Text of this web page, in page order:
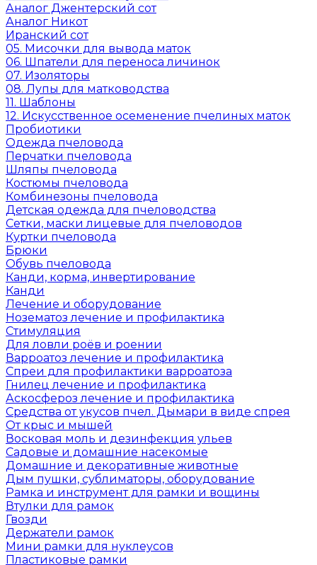
Аналог Джентерский сот
Аналог Никот
Иранский сот
05. Мисочки для вывода маток
06. Шпатели для переноса личинок
07. Изоляторы
08. Лупы для матководства
11. Шаблоны
12. Искусственное осеменение пчелиных маток
Пробиотики
Одежда пчеловода
Перчатки пчеловода
Шляпы пчеловода
Костюмы пчеловода
Комбинезоны пчеловода
Детская одежда для пчеловодства
Сетки, маски лицевые для пчеловодов
Куртки пчеловода
Брюки
Обувь пчеловода
Канди, корма, инвертирование
Канди
Лечение и оборудование
Нозематоз лечение и профилактика
Стимуляция
Для ловли роёв и роении
Варроатоз лечение и профилактика
Спреи для профилактики варроатоза
Гнилец лечение и профилактика
Аскосфероз лечение и профилактика
Средства от укусов пчел. Дымари в виде спрея
От крыс и мышей
Восковая моль и дезинфекция ульев
Садовые и домашние насекомые
Домашние и декоративные животные
Дым пушки, сублиматоры, оборудование
Рамка и инструмент для рамки и вощины
Втулки для рамок
Гвозди
Держатели рамок
Мини рамки для нуклеусов
Пластиковые рамки